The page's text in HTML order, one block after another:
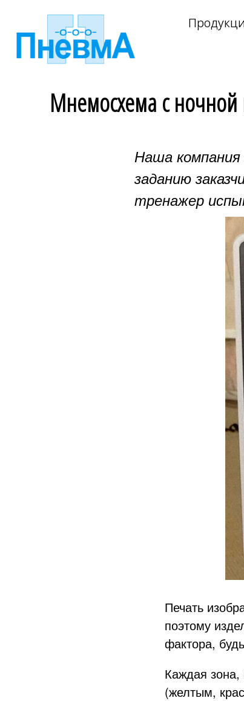
Мнемосхема с ночной
Наша компания
заданию
тренажер
Печать
поэтому
фактора,
Каждая зона,
(желтым,